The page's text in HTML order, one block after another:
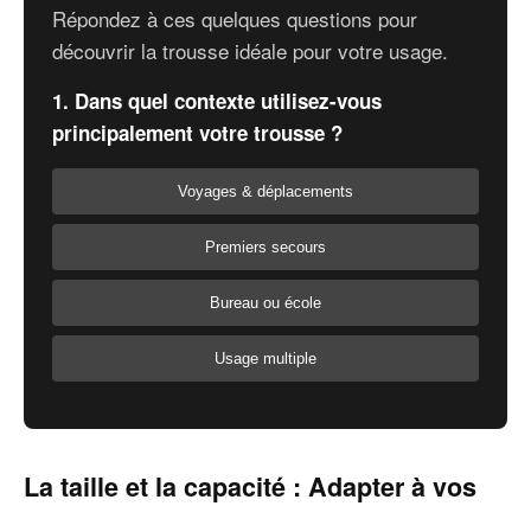
Répondez à ces quelques questions pour
découvrir la trousse idéale pour votre usage.
1. Dans quel contexte utilisez-vous
principalement votre trousse ?
Voyages & déplacements
Premiers secours
Bureau ou école
Usage multiple
La taille et la capacité : Adapter à vos